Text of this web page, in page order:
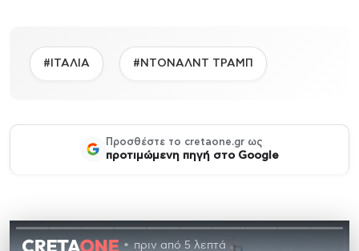
#ΙΤΑΛΙΑ #ΝΤΟΝΑΛΝΤ ΤΡΑΜΠ
Προσθέστε το cretaone.gr ως
προτιμώμενη πηγή στο Google
πριν από 5 λεπτά